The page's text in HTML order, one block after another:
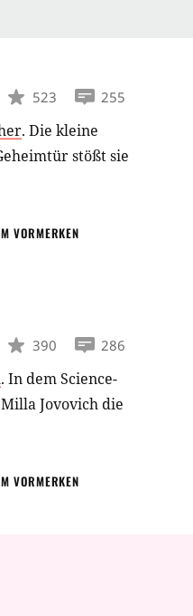
523 255
. Die kleine
stößt sie
VORMERKEN
390 286
. In dem Science-
Jovovich die
VORMERKEN